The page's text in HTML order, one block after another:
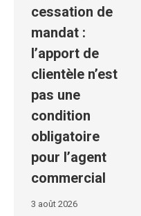
cessation de
mandat :
l’apport de
clientèle n’est
pas une
condition
obligatoire
pour l’agent
commercial
3 août 2026